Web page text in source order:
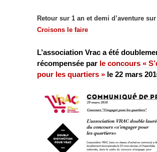
Retour sur 1 an et demi d’aventure
Croisons le faire
L’association Vrac a été
récompensée par le concours «
pour les quartiers » le 22 mars